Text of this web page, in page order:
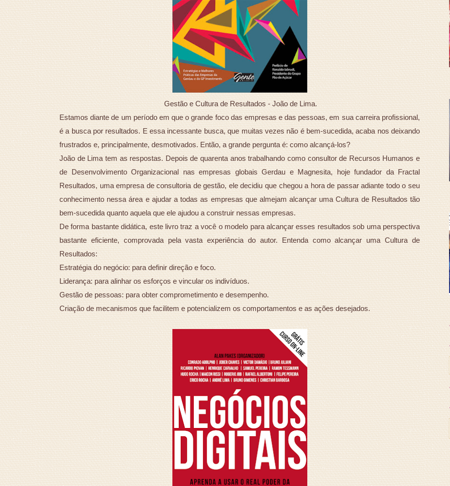
Gestão e Cultura de Resultados - João de Lima.
Estamos diante de um período em que o grande foco das empresas e das pessoas, em sua carreira profissional,
é a busca por resultados. E essa incessante busca, que muitas vezes não é bem-sucedida, acaba nos deixando
frustrados e, principalmente, desmotivados. Então, a grande pergunta é: como alcançá-los?
João de Lima tem as respostas. Depois de quarenta anos trabalhando como consultor de Recursos Humanos e
de Desenvolvimento Organizacional nas empresas globais Gerdau e Magnesita, hoje fundador da Fractal
Resultados, uma empresa de consultoria de gestão, ele decidiu que chegou a hora de passar adiante todo o seu
conhecimento nessa área e ajudar a todas as empresas que almejam alcançar uma Cultura de Resultados tão
bem-sucedida quanto aquela que ele ajudou a construir nessas empresas.
De forma bastante didática, este livro traz a você o modelo para alcançar esses resultados sob uma perspectiva
bastante eficiente, comprovada pela vasta experiência do autor. Entenda como alcançar uma Cultura de
Resultados:
Estratégia do negócio: para definir direção e foco.
Liderança: para alinhar os esforços e vincular os indivíduos.
Gestão de pessoas: para obter comprometimento e desempenho.
Criação de mecanismos que facilitem e potencializem os comportamentos e as ações desejados.